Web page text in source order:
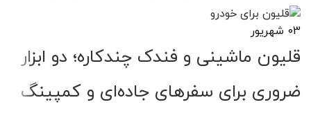
03 شهریور
قلیون ماشینی و فندک چندکاره؛ دو ابزار
ضروری برای سفرهای جاده‌ای و کمپینگ